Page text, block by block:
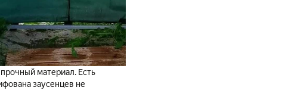
материал. Есть
заусенцев не